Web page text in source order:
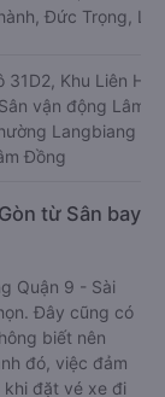
04 QL27, Phi Nôm,
Đức Trọng,
31D2, Khu Liên
Langbiang -
từ Sân bay
Quận 9 - Sài